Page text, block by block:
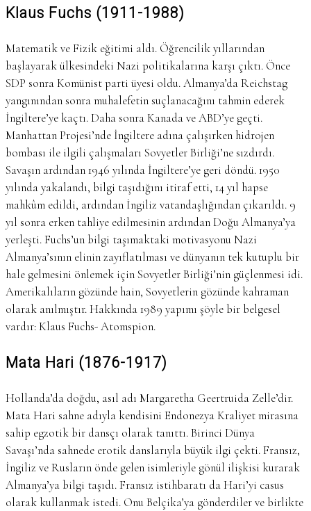
Klaus Fuchs (1911-1988)
Matematik ve Fizik eğitimi aldı. Öğrencilik yıllarından
başlayarak ülkesindeki Nazi politikalarına karşı çıktı. Önce
SDP sonra Komünist parti üyesi oldu. Almanya’da Reichstag
yangınından sonra muhalefetin suçlanacağını tahmin ederek
İngiltere’ye kaçtı. Daha sonra Kanada ve ABD’ye geçti.
Manhattan Projesi’nde İngiltere adına çalışırken hidrojen
bombası ile ilgili çalışmaları Sovyetler Birliği’ne sızdırdı.
Savaşın ardından 1946 yılında İngiltere’ye geri döndü. 1950
yılında yakalandı, bilgi taşıdığını itiraf etti, 14 yıl hapse
mahkûm edildi, ardından İngiliz vatandaşlığından çıkarıldı. 9
yıl sonra erken tahliye edilmesinin ardından Doğu Almanya’ya
yerleşti. Fuchs’un bilgi taşımaktaki motivasyonu Nazi
Almanya’sının elinin zayıflatılması ve dünyanın tek kutuplu bir
hale gelmesini önlemek için Sovyetler Birliği’nin güçlenmesi idi.
Amerikalıların gözünde hain, Sovyetlerin gözünde kahraman
olarak anılmıştır. Hakkında 1989 yapımı şöyle bir belgesel
vardır: Klaus Fuchs- Atomspion.
Mata Hari (1876-1917)
Hollanda’da doğdu, asıl adı Margaretha Geertruida Zelle’dir.
Mata Hari sahne adıyla kendisini Endonezya Kraliyet mirasına
sahip egzotik bir dansçı olarak tanıttı. Birinci Dünya
Savaşı’nda sahnede erotik danslarıyla büyük ilgi çekti. Fransız,
İngiliz ve Rusların önde gelen isimleriyle gönül ilişkisi kurarak
Almanya’ya bilgi taşıdı. Fransız istihbaratı da Hari’yi casus
olarak kullanmak istedi. Onu Belçika’ya gönderdiler ve birlikte